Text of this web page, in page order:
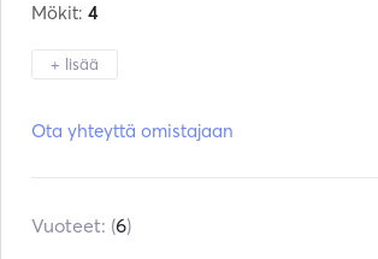
Mökit: 4
+ lisää
Refit in:03 / 2022
Ota yhteyttä omistajaan
Vuoteet: (6)